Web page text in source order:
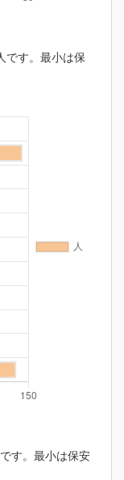
です。最小は保
す。最小は保安